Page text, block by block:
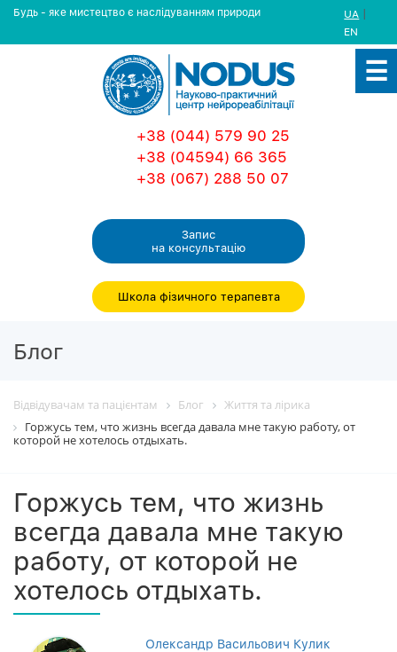
Будь - яке мистецтво є наслідуванням природи UA |
EN
+38 (044) 579 90 25
+38 (04594) 66 365
+38 (067) 288 50 07
Запис
на консультацiю
Школа фізичного терапевта
Блог
Відвідувачам та пацієнтам Блог
Життя та лірика
Горжусь тем, что жизнь всегда давала мне такую работу, от
которой не хотелось отдыхать.
Горжусь тем, что жизнь
всегда давала мне такую
работу, от которой не
хотелось отдыхать.
Олександр Васильович Кулик